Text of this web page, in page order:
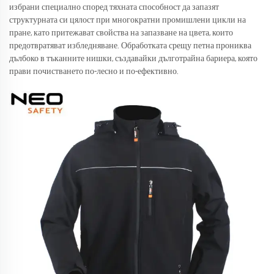
избрани специално според тяхната способност да запазят
структурната си цялост при многократни промишлени цикли на
пране, като притежават свойства на запазване на цвета, които
предотвратяват избледняване. Обработката срещу петна прониква
дълбоко в тъканните нишки, създавайки дълготрайна бариера, която
прави почистването по-лесно и по-ефективно.